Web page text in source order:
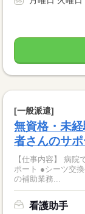
[一般派遣]
無資格・未
者さんのサポ
【仕事内容】 病院での
ポート ●シーツ交
の補助業務...
看護助手